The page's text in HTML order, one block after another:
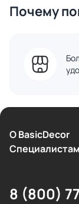
Почему
О BasicDecor
Cпециалистам
8 (800)